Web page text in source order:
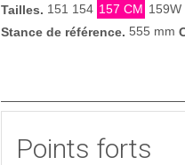
Tailles. 151 154 157 CM 159W
Stance de référence. 555 mm
Points forts